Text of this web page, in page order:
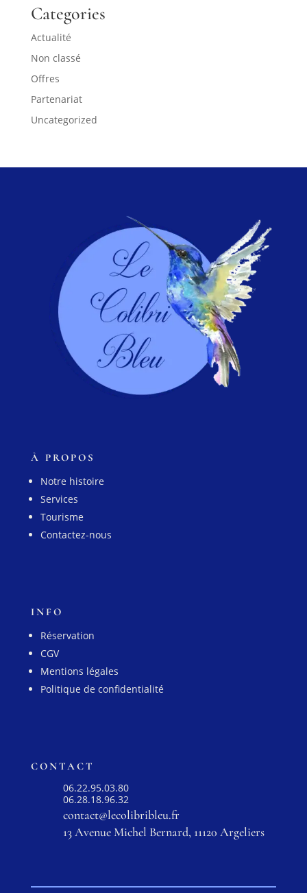
Categories
Actualité
Non classé
Offres
Partenariat
Uncategorized
À PROPOS
Notre histoire
Services
Tourisme
Contactez-nous
INFO
Réservation
CGV
Mentions légales
Politique de confidentialité
CONTACT
06.22.95.03.80
06.28.18.96.32
contact@lecolibribleu.fr
13 Avenue Michel Bernard, 11120 Argeliers